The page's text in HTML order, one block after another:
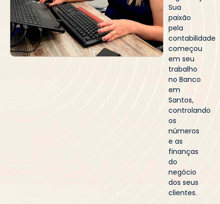
Sua
paixão
pela
contabilidade
começou
em seu
trabalho
no Banco
em
Santos,
controlando
os
números
e as
finanças
do
negócio
dos seus
clientes.